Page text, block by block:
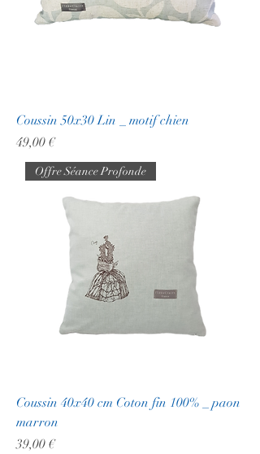
Coussin 50x30 Lin _ motif chien
Prix
49,00 €
Offre Séance Profonde
Coussin 40x40 cm Coton fin 100% _ paon
marron
Prix
39,00 €